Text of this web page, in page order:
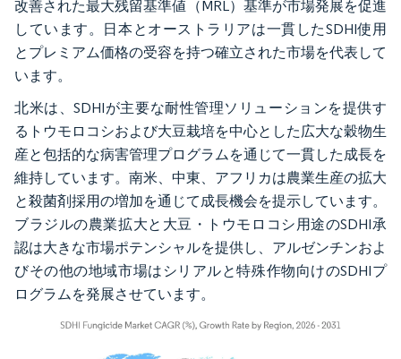
改善された最大残留基準値（MRL）基準が市場発展を促進
しています。日本とオーストラリアは一貫したSDHI使用
とプレミアム価格の受容を持つ確立された市場を代表して
います。
北米は、SDHIが主要な耐性管理ソリューションを提供す
るトウモロコシおよび大豆栽培を中心とした広大な穀物生
産と包括的な病害管理プログラムを通じて一貫した成長を
維持しています。南米、中東、アフリカは農業生産の拡大
と殺菌剤採用の増加を通じて成長機会を提示しています。
ブラジルの農業拡大と大豆・トウモロコシ用途のSDHI承
認は大きな市場ポテンシャルを提供し、アルゼンチンおよ
びその他の地域市場はシリアルと特殊作物向けのSDHIプ
ログラムを発展させています。